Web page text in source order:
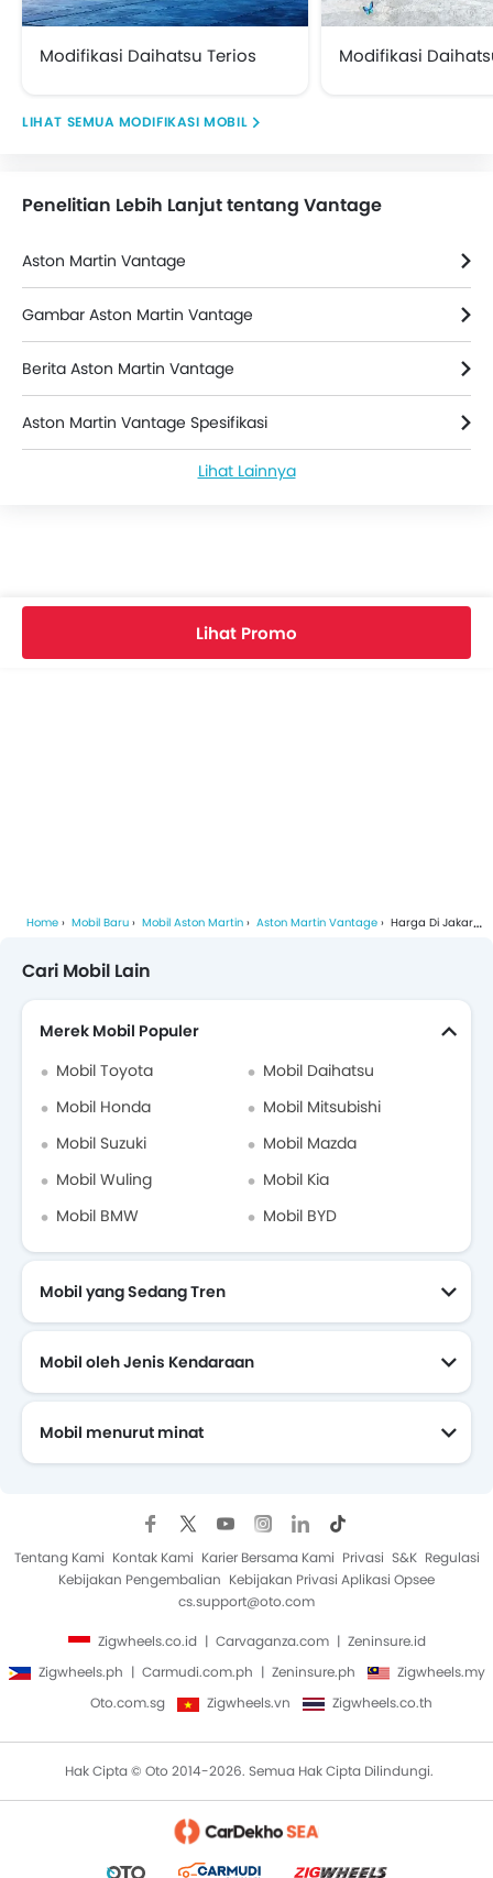
Modifikasi Daihatsu Terios Modifikasi
MODIFIKASI MOBIL
Penelitian Lebih Lanjut tentang Vantage
Aston Martin Vantage
Gambar Aston Martin Vantage
Berita Aston Martin Vantage
Aston Martin Vantage Spesifikasi
Warna Aston Martin Vantage
Video Aston Martin Vantage
Lihat Lainnya
Lihat Promo
Home Mobil Baru Mobil Aston Martin Aston Martin Vantage Harga Di Jakarta Selatan
Cari Mobil Lain
Merek Mobil Populer
Mobil Toyota
Mobil Daihatsu
Mobil Honda
Mobil Mitsubishi
Mobil Suzuki
Mobil Mazda
Mobil Wuling
Mobil Kia
Mobil BMW
Mobil BYD
Mobil yang Sedang Tren
Mobil oleh Jenis Kendaraan
Mobil menurut minat
Tentang Kami Kontak Kami Karier Bersama Kami Privasi S&K Regulasi
Kebijakan Pengembalian Kebijakan Privasi Aplikasi Opsee
cs.support@oto.com
Zigwheels.co.id Carvaganza.com
Zeninsure.id
Zigwheels.ph
Carmudi.com.ph Zeninsure.ph
Zigwheels.my
Oto.com.sg
Zigwheels.vn Zigwheels.co.th
Hak Cipta © Oto 2014-2026. Semua Hak Cipta Dilindungi.